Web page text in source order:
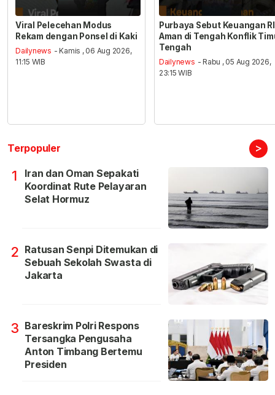
Viral Pelecehan Modus
Rekam dengan Ponsel di Kaki
Dailynews - Kamis , 06 Aug 2026,
11:15 WIB
Purbaya Sebut Keuangan RI
Aman di Tengah Konflik
Tengah
Dailynews - Rabu , 05 Aug 2026,
23:15 WIB
Terpopuler >
1
Iran dan Oman Sepakati
Koordinat Rute Pelayaran
Selat Hormuz
2 Ratusan Senpi Ditemukan di
Sebuah Sekolah Swasta di
Jakarta
3 Bareskrim Polri Respons
Tersangka Pengusaha
Anton Timbang Bertemu
Presiden